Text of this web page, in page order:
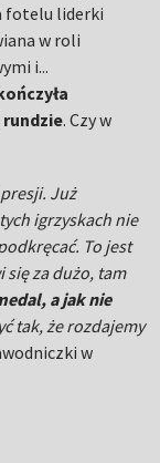
fotelu liderki
w roli
i...
. Czy w
Już
igrzyskach nie
To jest
się za dużo, tam
a jak nie
tak, że rozdajemy
w